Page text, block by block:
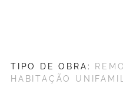
TIPO DE OBRA:
HABITAÇÃO